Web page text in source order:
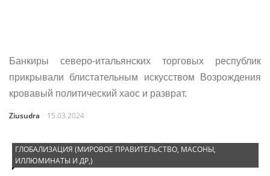
Банкиры северо-итальянских торговых республик
прикрывали блистательным искусством Возрождения
кровавый политический хаос и разврат.
Ziusudra 15.03.2024
ГЛОБАЛИЗАЦИЯ (МИРОВОЕ ПРАВИТЕЛЬСТВО, МАСОНЫ,
ИЛЛЮМИНАТЫ И ДР,)